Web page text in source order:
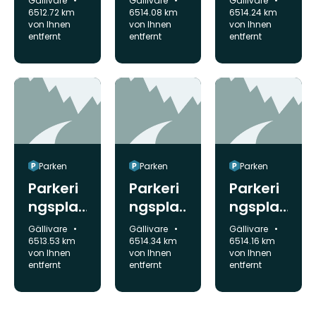
lan
6512.72 km
von Ihnen
entfernt
tsrunda
n
6514.08 km
von Ihnen
entfernt
Abborrt
järn
6514.24 km
von Ihnen
entfernt
Parken
Parkeri
ngsplat
s-
Djävuls
klyftan
Gemeinde:
Gällivare
6513.53 km
von Ihnen
entfernt
Parken
Parkeri
ngsplat
s-
Nuolajä
rvi
Gemeinde:
Gällivare
6514.34 km
von Ihnen
entfernt
Parken
Parkeri
ngsplat
s-
Nuolajä
rvi
Gemeinde:
Gällivare
6514.16 km
von Ihnen
entfernt